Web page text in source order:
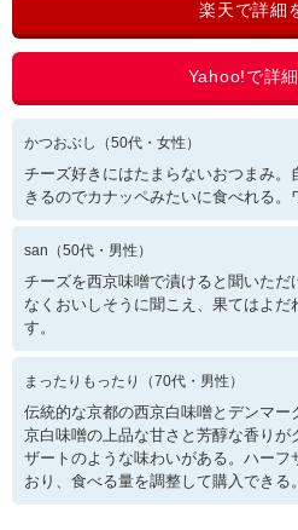
かつおぶし （50代・ 女性 ）
チーズ好きにはたまらないおつまみ
きるのでカナッペみたいに食べれる。
san （50代・ 男性 ）
チーズを西京味噌で漬けると聞いただ
なくおいしそうに聞こえ、果てはよ
す。
まったりもったり （70代・ 男性 ）
伝統的な京都の西京白味噌とデンマ
京白味噌の上品な甘さと芳醇な香り
ザートのような味わいがある。ハーフ
おり、食べる量を調整して購入できる。